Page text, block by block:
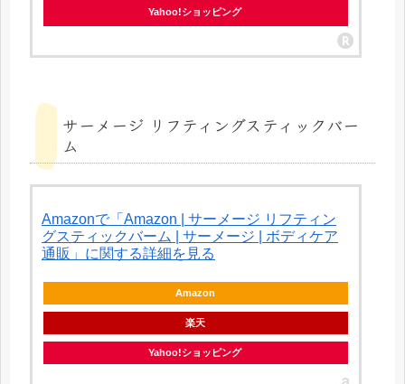
Yahoo!ショッピング
サーメージ リフティングスティックバー
ム
Amazonで「Amazon | サーメージ リフティン
グスティックバーム | サーメージ | ボディケア
通販」に関する詳細を見る
Amazon
楽天
Yahoo!ショッピング